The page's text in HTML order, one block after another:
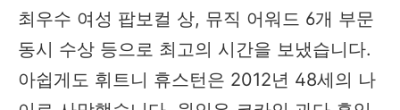
최우수 여성 팝보컬 상, 뮤직 어워드 6개 부문
동시 수상 등으로 최고의 시간을 보냈습니다.
아쉽게도 휘트니 휴스턴은 2012년 48세의 나